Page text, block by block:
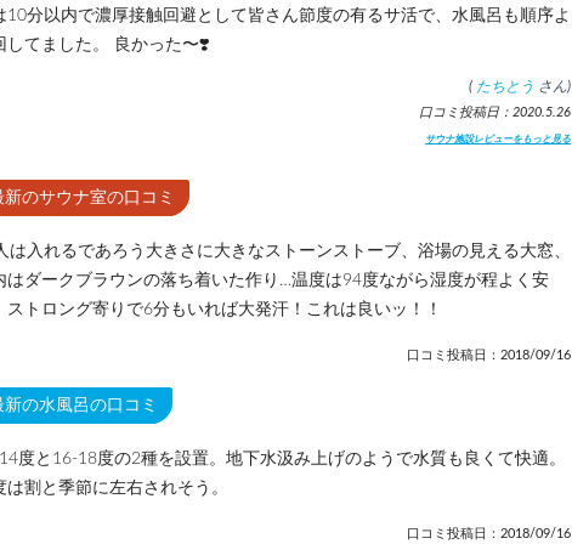
10分以内で濃厚接触回避として皆さん節度の有るサ活で、水風呂も順序よ
してました。 良かった〜❣️
( たちとう さん)
口コミ投稿日：2020.5.26
サウナ施設レビューをもっと見る
新のサウナ室の口コミ
は入れるであろう大きさに大きなストーンストーブ、浴場の見える大窓、
はダークブラウンの落ち着いた作り…温度は94度ながら湿度が程よく安
ストロング寄りで6分もいれば大発汗！これは良いッ！！
口コミ投稿日：2018/09/16
新の水風呂の口コミ
度と16-18度の2種を設置。地下水汲み上げのようで水質も良くて快適。
は割と季節に左右されそう。
口コミ投稿日：2018/09/16